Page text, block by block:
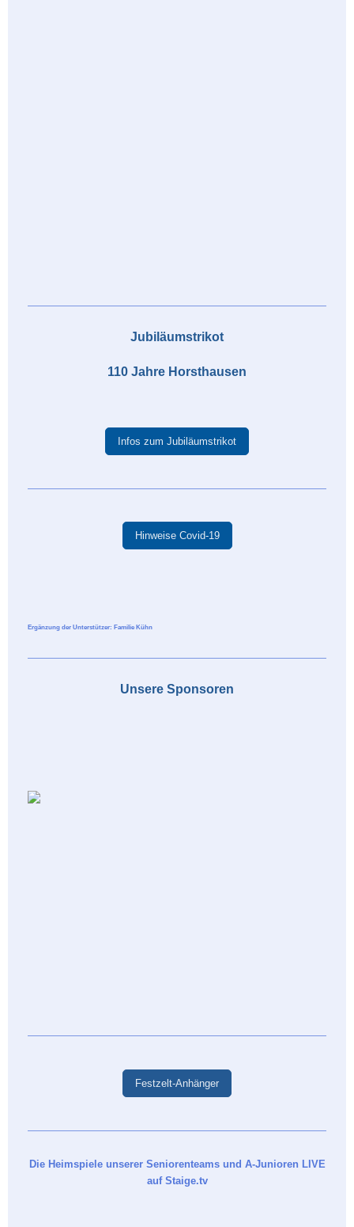
Jubiläumstrikot
110 Jahre Horsthausen
Infos zum Jubiläumstrikot
Hinweise Covid-19
Ergänzung der Unterstützer: Familie Kühn
Unsere Sponsoren
Festzelt-Anhänger
Die Heimspiele unserer Seniorenteams und A-Junioren LIVE
auf Staige.tv